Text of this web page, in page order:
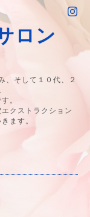
ロン
、そして１０代、２
。
クストラクション
ます。